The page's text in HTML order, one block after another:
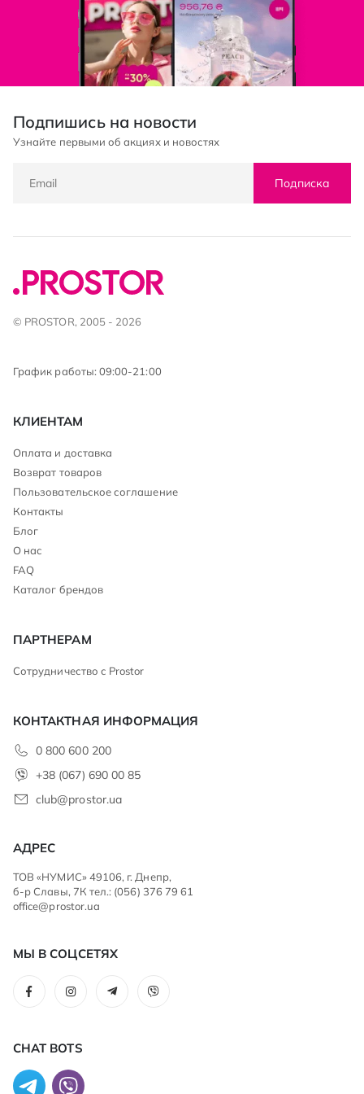
Подпишись на новости
Узнайте первыми об акциях и новостях
Подписка
© PROSTOR, 2005 - 2026
График работы: 09:00-21:00
КЛИЕНТАМ
Оплата и доставка
Возврат товаров
Пользовательское соглашение
Контакты
Блог
О нас
FAQ
Каталог брендов
ПАРТНЕРАМ
Сотрудничество с Prostor
КОНТАКТНАЯ ИНФОРМАЦИЯ
0 800 600 200
+38 (067) 690 00 85
club@prostor.ua
АДРЕС
ТОВ «НУМИС» 49106, г. Днепр,
б-р Славы, 7К тел.: (056) 376 79 61
office@prostor.ua
МЫ В СОЦСЕТЯХ
CHAT BOTS